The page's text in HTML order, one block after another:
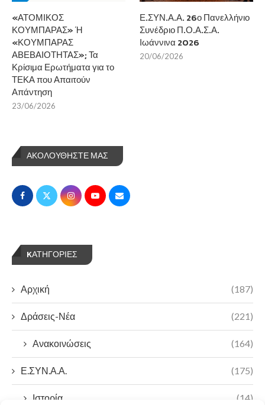
«ΑΤΟΜΙΚΟΣ
ΚΟΥΜΠΑΡΑΣ» Ή
«ΚΟΥΜΠΑΡΑΣ
ΑΒΕΒΑΙΟΤΗΤΑΣ»; Τα
Κρίσιμα Ερωτήματα για το
ΤΕΚΑ που Απαιτούν
Απάντηση
23/06/2026
Ε.ΣΥΝ.Α.Α. 26ο Πανελλήνιο
Συνέδριο Π.Ο.Α.Σ.Α.
Ιωάννινα 2026
20/06/2026
ΑΚΟΛΟΥΘΗΣΤΕ ΜΑΣ
KΑΤΗΓΟΡΊΕΣ
Αρχική (187)
Δράσεις-Νέα (221)
Ανακοινώσεις (164)
Ε.ΣΥΝ.Α.Α. (175)
Ιστορία (14)